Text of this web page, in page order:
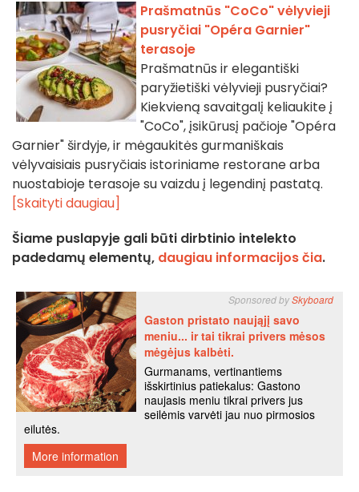
Prašmatnūs "CoCo" vėlyvieji
pusryčiai "Opéra Garnier"
terasoje
Prašmatnūs ir elegantiški
paryžietiški vėlyvieji pusryčiai?
Kiekvieną savaitgalį keliaukite į
"CoCo", įsikūrusį pačioje "Opéra
Garnier" širdyje, ir mėgaukitės gurmaniškais
vėlyvaisiais pusryčiais istoriniame restorane arba
nuostabioje terasoje su vaizdu į legendinį pastatą.
[Skaityti daugiau]
Šiame puslapyje gali būti dirbtinio intelekto
padedamų elementų, daugiau informacijos čia.